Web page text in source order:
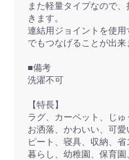
また軽量タイプなので
きます。
連結用ジョイントを使
でもつなげることが出来
■備考
洗濯不可
【特長】
ラグ、カーペット、じゅ
お洒落、かわいい、可
ピート、寝具、収納、
暮らし、幼稚園、保育